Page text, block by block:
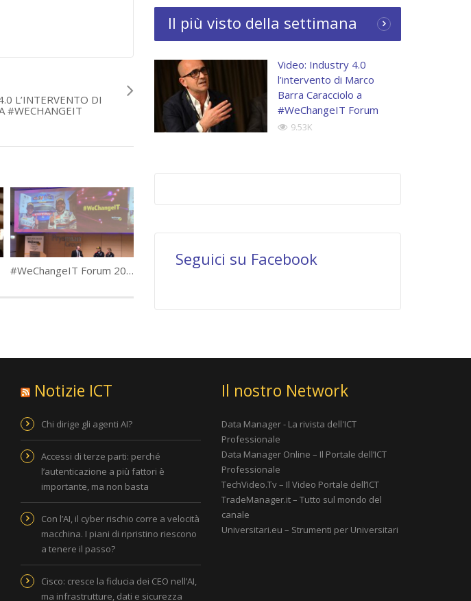
L’INTERVENTO DI
#WECHANGEIT
#WeChangeIT Forum 2019 gli HightLights
Il più visto della settimana
Video: Industry 4.0
l’intervento di Marco
Barra Caracciolo a
#WeChangeIT Forum
9.53K
Seguici su Facebook
Notizie ICT
Chi dirige gli agenti AI?
Accessi di terze parti: perché
l’autenticazione a più fattori è
importante, ma non basta
Con l’AI, il cyber rischio corre a velocità
macchina. I piani di ripristino riescono
a tenere il passo?
Cisco: cresce la fiducia dei CEO nell’AI,
ma infrastrutture, dati e sicurezza
Il nostro Network
Data Manager - La rivista dell'ICT
Professionale
Data Manager Online – Il Portale dell’ICT
Professionale
TechVideo.Tv – Il Video Portale dell’ICT
TradeManager.it – Tutto sul mondo del
canale
Universitari.eu – Strumenti per Universitari